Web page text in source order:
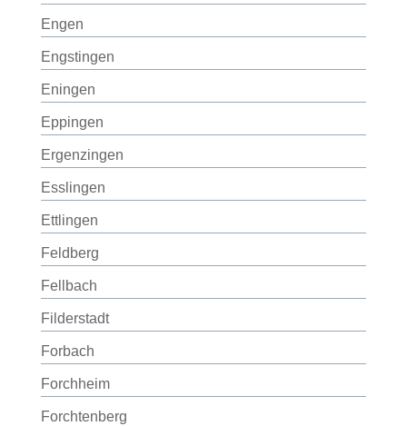
Engen
Engstingen
Eningen
Eppingen
Ergenzingen
Esslingen
Ettlingen
Feldberg
Fellbach
Filderstadt
Forbach
Forchheim
Forchtenberg